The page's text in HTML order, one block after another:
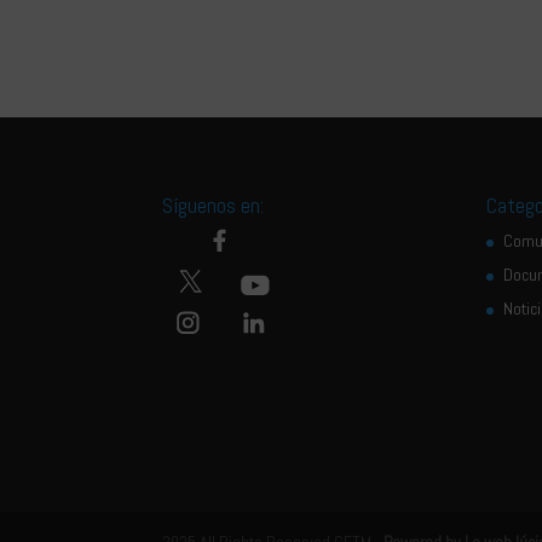
Síguenos en: